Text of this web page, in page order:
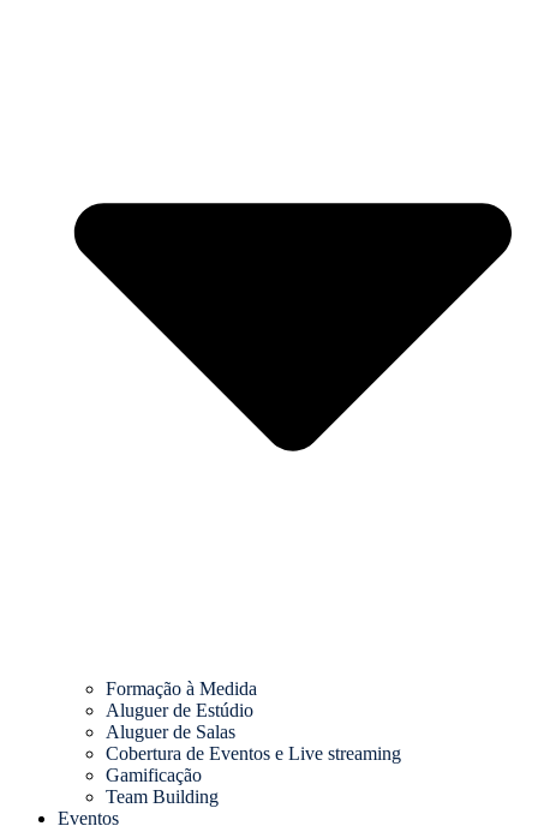
Formação à Medida
Aluguer de Estúdio
Aluguer de Salas
Cobertura de Eventos e Live streaming
Gamificação
Team Building
Eventos